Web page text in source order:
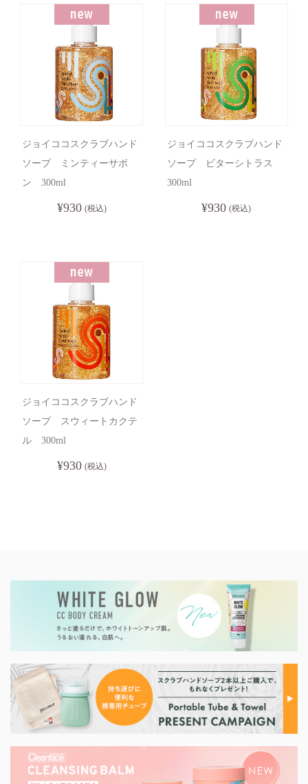
ジョイココスクラブハンド
ソープ ミンティーサボ
ン 300ml
¥930 (税込)
ジョイココスクラブハンド
ソープ ビターシトラス
300ml
¥930 (税込)
ジョイココスクラブハンド
ソープ スウィートカクテ
ル 300ml
¥930 (税込)